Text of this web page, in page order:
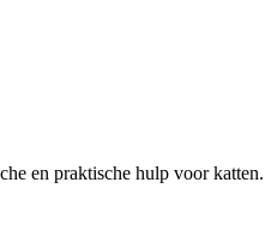
en praktische hulp voor